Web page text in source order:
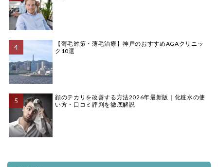
【薄毛対策・薄毛治療】神戸のおすすめAGAクリニッ
ク10選
顔のテカリを改善する方法2026年最新版｜化粧水の使
い方・口コミ評判を徹底解説